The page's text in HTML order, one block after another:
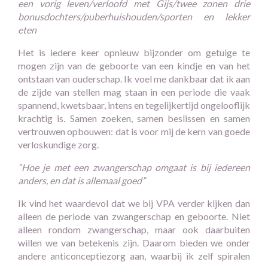
een vorig leven/verloofd met Gijs/twee zonen drie
bonusdochters/puberhuishouden/sporten en lekker
eten
Het is iedere keer opnieuw bijzonder om getuige te
mogen zijn van de geboorte van een kindje en van het
ontstaan van ouderschap. Ik voel me dankbaar dat ik aan
de zijde van stellen mag staan in een periode die vaak
spannend, kwetsbaar, intens en tegelijkertijd ongelooflijk
krachtig is. Samen zoeken, samen beslissen en samen
vertrouwen opbouwen: dat is voor mij de kern van goede
verloskundige zorg.
“Hoe je met een zwangerschap omgaat is bij iedereen
anders, en dat is allemaal goed”
Ik vind het waardevol dat we bij VPA verder kijken dan
alleen de periode van zwangerschap en geboorte. Niet
alleen rondom zwangerschap, maar ook daarbuiten
willen we van betekenis zijn. Daarom bieden we onder
andere anticonceptiezorg aan, waarbij ik zelf spiralen